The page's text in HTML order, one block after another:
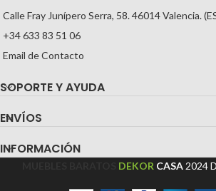
Calle Fray Junípero Serra, 58. 46014 Valencia.
+34 633 83 51 06
Email de Contacto
SOPORTE Y AYUDA
ENVÍOS
INFORMACIÓN
DEKOR CASA 2024